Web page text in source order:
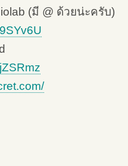
(มี @ ด้วยน่ะครับ)